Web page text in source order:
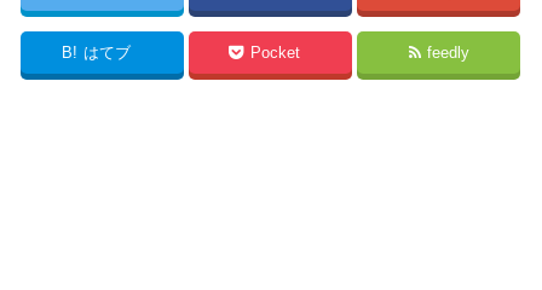
B! はてブ Pocket feedly